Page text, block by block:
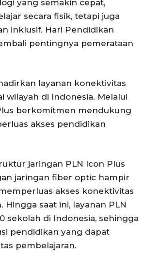
yang semakin cepat,
secara fisik, tetapi juga
inklusif. Hari Pendidikan
pentingnya pemerataan
layanan konektivitas
di Indonesia. Melalui
berkomitmen mendukung
akses pendidikan
jaringan PLN Icon Plus
jaringan fiber optic hampir
akses konektivitas
saat ini, layanan PLN
sekolah di Indonesia, sehingga
pendidikan yang dapat
pembelajaran.